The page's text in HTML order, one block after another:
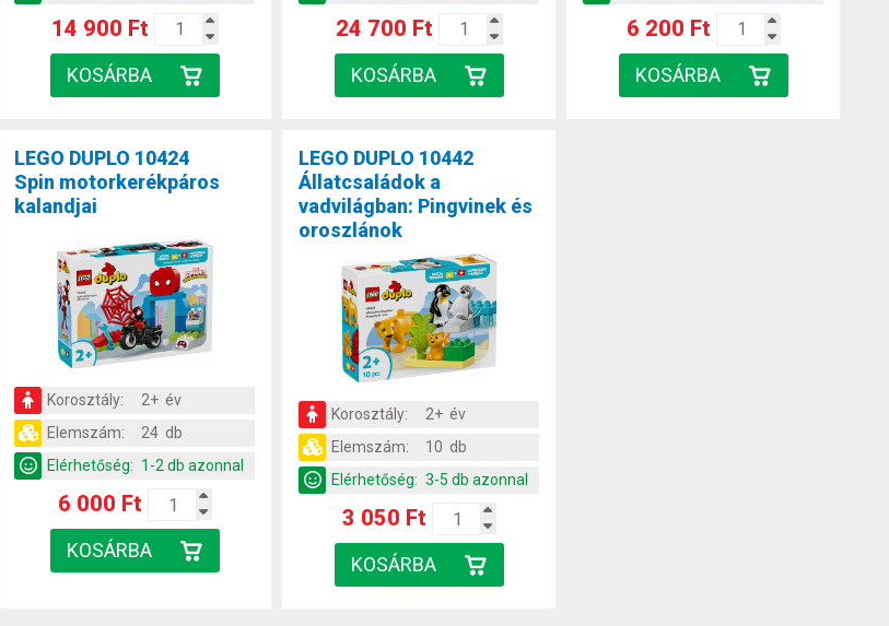
14 900 Ft 24 700 Ft 6 200 Ft
LEGO DUPLO 10424
Spin motorkerékpáros
kalandjai
Korosztály:
2+ év
Elemszám:
24 db
Elérhetőség: 1-2 db azonnal
6 000 Ft
LEGO DUPLO 10442
Állatcsaládok a
vadvilágban: Pingvinek és
oroszlánok
Korosztály:
2+ év
Elemszám:
10 db
Elérhetőség: 3-5 db azonnal
3 050 Ft